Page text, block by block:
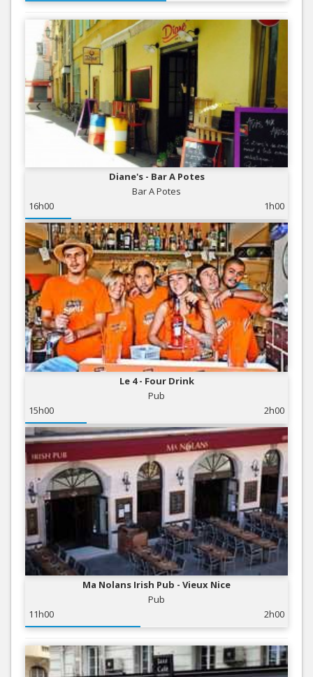
Diane's - Bar A Potes
Bar A Potes
16h00
1h00
Le 4 - Four Drink
Pub
15h00
2h00
Ma Nolans Irish Pub - Vieux Nice
Pub
11h00
2h00